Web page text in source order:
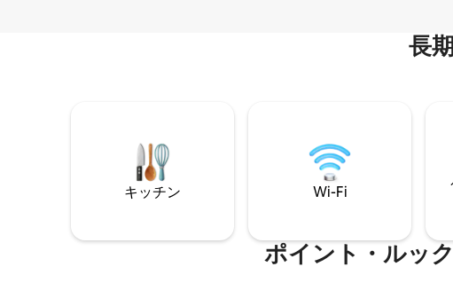
長
キッチン Wi-Fi
ポイント・ルッ